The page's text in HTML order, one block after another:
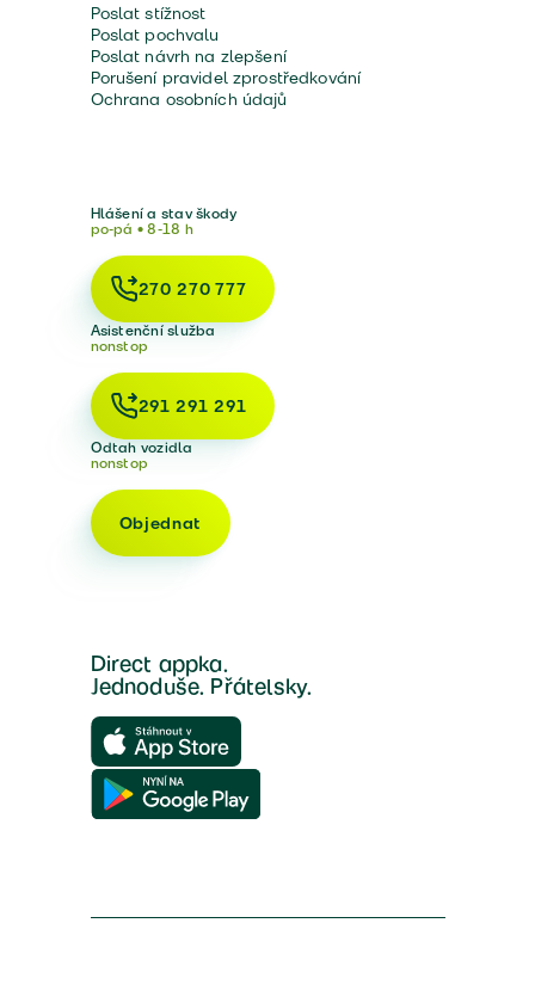
Poslat stížnost
Poslat pochvalu
Poslat návrh na zlepšení
Porušení pravidel zprostředkování
Ochrana osobních údajů
Hlášení a stav škody
po-pá • 8-18 h
270 270 777
Asistenční služba
nonstop
291 291 291
Odtah vozidla
nonstop
Objednat
Direct appka.
Jednoduše. Přátelsky.